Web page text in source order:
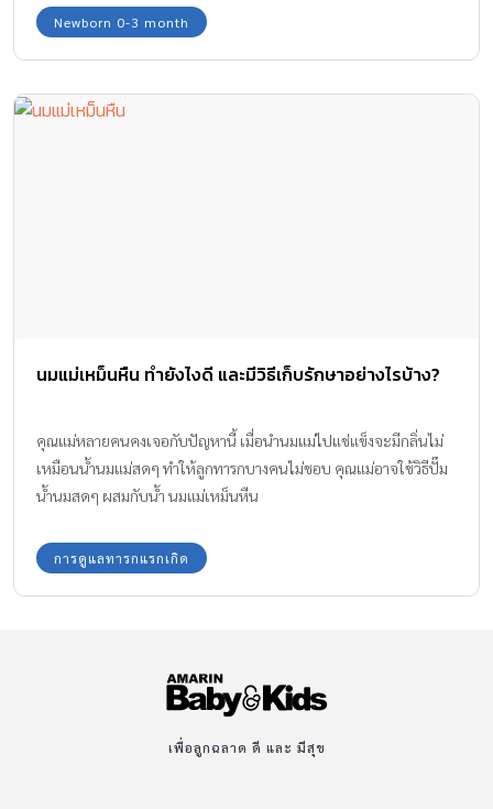
Newborn 0-3 month
นมแม่เหม็นหืน ทำยังไงดี และมีวิธีเก็บรักษาอย่างไรบ้าง?
คุณแม่หลายคนคงเจอกับปัญหานี้ เมื่อนำนมแม่ไปแช่แข็งจะมีกลิ่นไม่
เหมือนน้ำนมแม่สดๆ ทำให้ลูกทารกบางคนไม่ชอบ คุณแม่อาจใช้วิธีปั๊ม
น้ำนมสดๆ ผสมกับน้ำ นมแม่เหม็นหืน
การดูแลทารกแรกเกิด
เพื่อลูกฉลาด ดี และ มีสุข